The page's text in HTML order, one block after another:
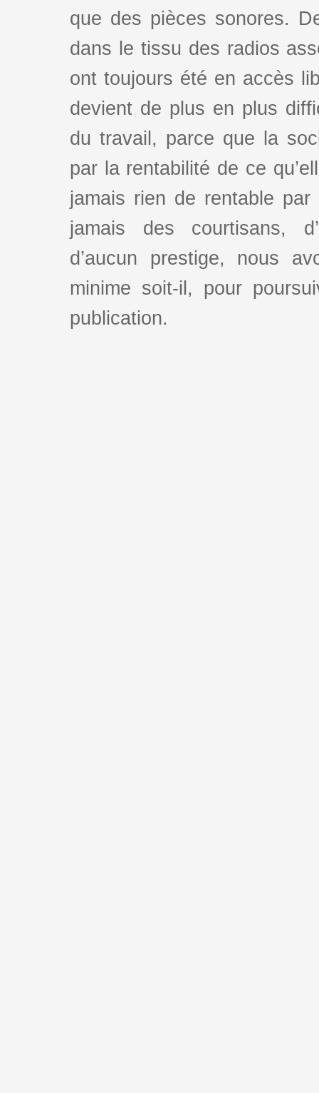
que des pièces sonores.
dans le tissu des radios
ont toujours été en accès
devient de plus en plus
du travail, parce que la
par la rentabilité de ce
jamais rien de rentable
jamais des courtisans,
d’aucun prestige, nous
minime soit-il, pour
publication.